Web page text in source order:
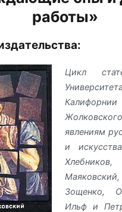
работы»
Цикл
явлениям
и
Зощенко,
Ильф и